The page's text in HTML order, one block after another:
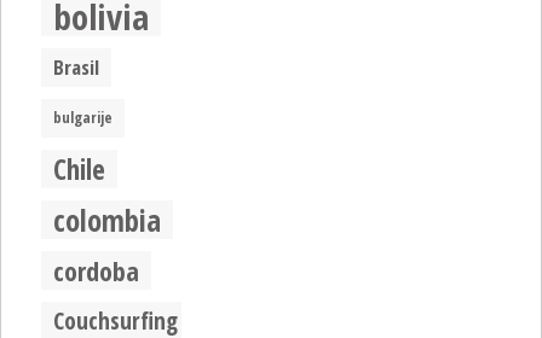
bolivia
Brasil
bulgarije
Chile
colombia
cordoba
Couchsurfing